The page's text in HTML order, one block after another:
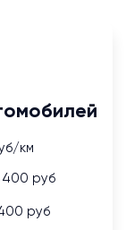
км
400 руб
руб